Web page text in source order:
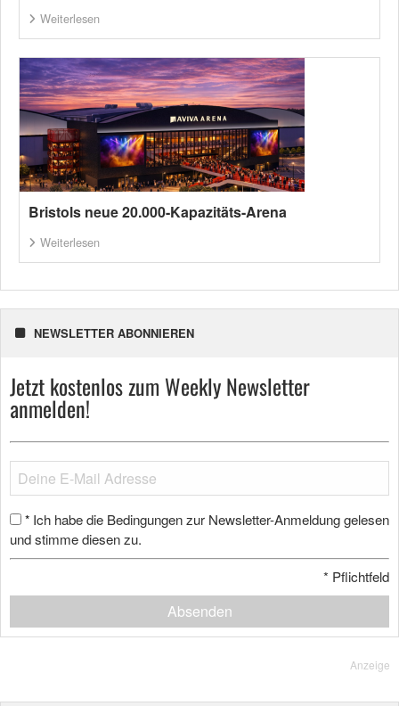
Weiterlesen
Bristols neue 20.000-Kapazitäts-Arena
Weiterlesen
NEWSLETTER ABONNIEREN
Jetzt kostenlos zum Weekly Newsletter
anmelden!
* Ich habe die Bedingungen zur Newsletter-Anmeldung gelesen
und stimme diesen zu.
* Pflichtfeld
Absenden
Anzeige